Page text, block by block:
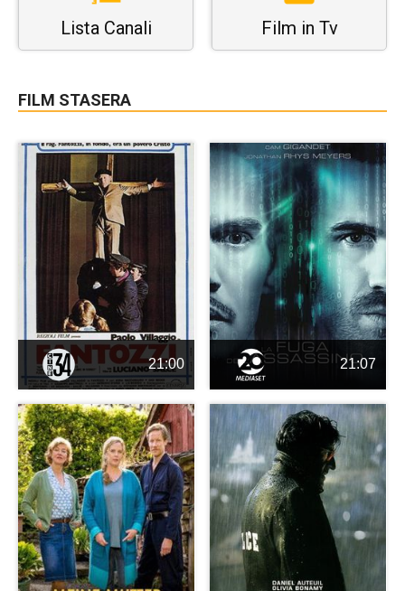
Lista Canali Film in Tv
FILM STASERA
21:00 21:07